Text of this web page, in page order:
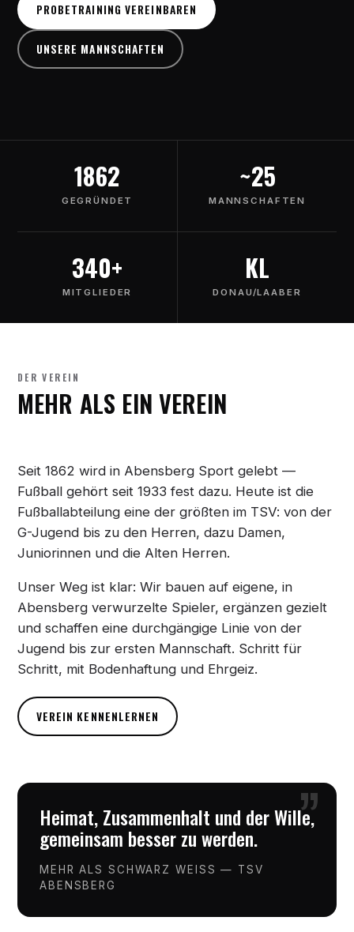
PROBETRAINING VEREINBAREN
UNSERE MANNSCHAFTEN
1862
GEGRÜNDET
~25
MANNSCHAFTEN
340+
MITGLIEDER
KL
DONAU/LAABER
DER VEREIN
MEHR ALS EIN VEREIN
Seit 1862 wird in Abensberg Sport gelebt —
Fußball gehört seit 1933 fest dazu. Heute ist die
Fußballabteilung eine der größten im TSV: von der
G-Jugend bis zu den Herren, dazu Damen,
Juniorinnen und die Alten Herren.
Unser Weg ist klar: Wir bauen auf eigene, in
Abensberg verwurzelte Spieler, ergänzen gezielt
und schaffen eine durchgängige Linie von der
Jugend bis zur ersten Mannschaft. Schritt für
Schritt, mit Bodenhaftung und Ehrgeiz.
VEREIN KENNENLERNEN
”
Heimat, Zusammenhalt und der Wille,
gemeinsam besser zu werden.
MEHR ALS SCHWARZ WEISS — TSV
ABENSBERG